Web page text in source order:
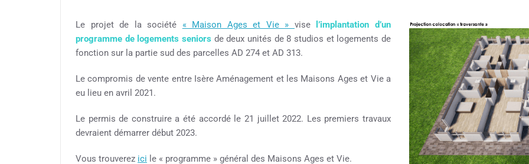
Le projet de la société « Maison Ages et Vie » vise
l’implantation d’un
programme de logements seniors de deux unités de 8 studios et logements de
fonction sur la partie sud des parcelles AD 274 et AD 313.
Le compromis de vente entre Isère Aménagement et les Maisons Ages et Vie a
eu lieu en avril 2021.
Le permis de construire a été accordé le 21 juillet 2022. Les premiers travaux
devraient démarrer début 2023.
Vous trouverez ici le « programme » général des Maisons Ages et Vie.